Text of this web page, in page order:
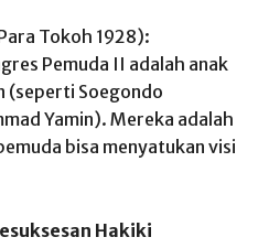
Tokoh 1928):
Pemuda II adalah anak
(seperti Soegondo
Yamin). Mereka adalah
bisa menyatukan visi
Hakiki